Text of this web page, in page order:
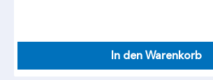
In den Warenkorb